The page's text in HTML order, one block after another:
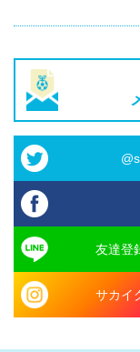
友達登
サカイ